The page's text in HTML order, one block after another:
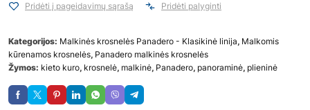
Pridėti į pageidavimų sąrašą Pridėti palyginti
Kategorijos: Malkinės krosnelės Panadero - Klasikinė linija, Malkomis
kūrenamos krosnelės, Panadero malkinės krosnelės
Žymos: kieto kuro, krosnelė, malkinė, Panadero, panoraminė, plieninė